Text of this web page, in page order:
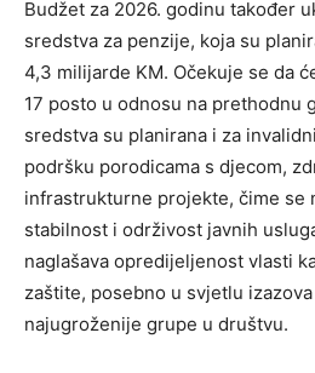
Budžet za 2026. godinu također
sredstva za penzije, koja su
4,3 milijarde KM. Očekuje se da
17 posto u odnosu na prethodnu
sredstva su planirana i za
podršku porodicama s djecom,
infrastrukturne projekte, čime se
stabilnost i održivost javnih
naglašava opredijeljenost vlasti
zaštite, posebno u svjetlu
najugroženije grupe u društvu.